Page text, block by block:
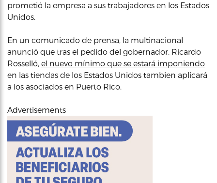
prometió la empresa a sus trabajadores en los Estados
Unidos.
En un comunicado de prensa, la multinacional
anunció que tras el pedido del gobernador, Ricardo
Rosselló, el nuevo mínimo que se estará imponiendo
en las tiendas de los Estados Unidos tambien aplicará
a los asociados en Puerto Rico.
Advertisements